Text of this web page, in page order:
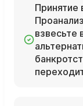
Принятие
взвесьте